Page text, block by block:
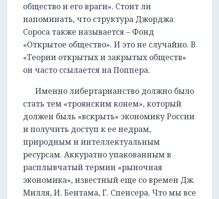
общество и его враги». Стоит ли
напоминать, что структура Джорджа
Сороса также называется – Фонд
«Открытое общество». И это не случайно. В
«Теории открытых и закрытых обществ»
он часто ссылается на Поппера.
Именно либертарианство должно было
стать тем «троянским конем», который
должен быль «вскрыть» экономику России
и получить доступ к ее недрам,
природным и интеллектуальным
ресурсам. Аккуратно упакованным в
расплывчатый термин «рыночная
экономика», известный еще со времен Дж.
Милля, И. Бентама, Г. Спенсера. Что мы все
РЕГИСТРАЦИЯ